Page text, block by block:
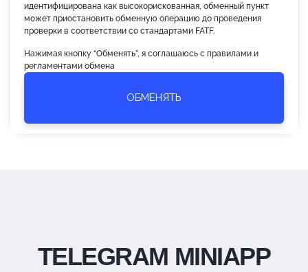
идентифицирована как высокорискованная, обменный пункт
может приостановить обменную операцию до проведения
проверки в соответствии со стандартами FATF.
Нажимая кнопку “Обменять”, я соглашаюсь с правилами и
регламентами обмена
ОБМЕНЯТЬ
TELEGRAM MINIAPP